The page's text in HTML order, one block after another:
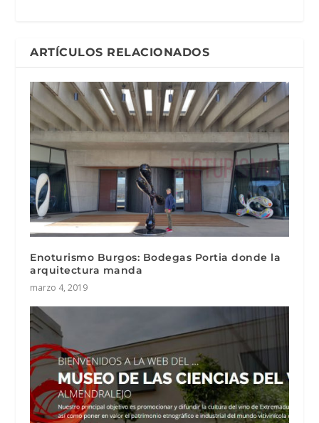
ARTÍCULOS RELACIONADOS
Enoturismo Burgos: Bodegas Portia donde la
arquitectura manda
marzo 4, 2019